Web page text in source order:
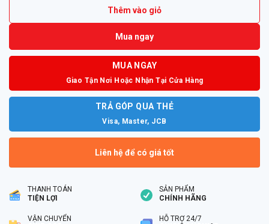
Thêm vào giỏ
Mua ngay
MUA NGAY
Giao Tận Nơi Hoặc Nhận Tại Cửa Hàng
TRẢ GÓP QUA THẺ
Visa, Master, JCB
Liên hệ để có giá tốt
THANH TOÁN
TIỆN LỢI
SẢN PHẨM
CHÍNH HÃNG
VẬN CHUYỂN
HỖ TRỢ 24/7